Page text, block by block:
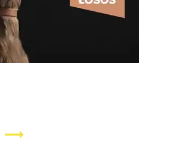
trending_flat